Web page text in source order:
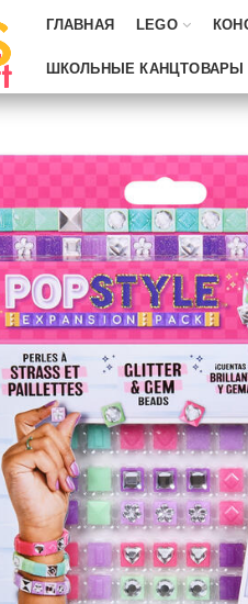
ГЛАВНАЯ LEGO
ШКОЛЬНЫЕ КАНЦТОВАРЫ